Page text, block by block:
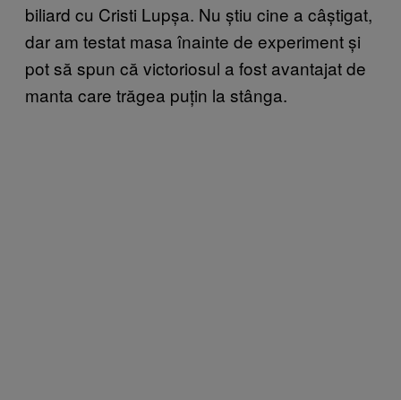
biliard cu Cristi Lupșa. Nu știu cine a câștigat,
dar am testat masa înainte de experiment și
pot să spun că victoriosul a fost avantajat de
manta care trăgea puțin la stânga.